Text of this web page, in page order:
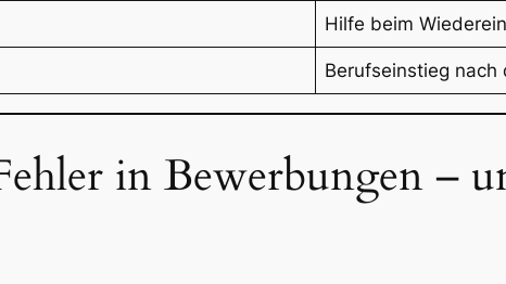
Hilfe beim
Berufseinstieg nach
in Bewerbungen –